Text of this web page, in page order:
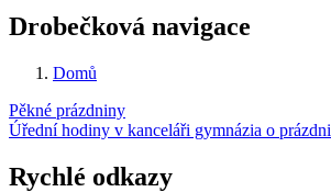
Drobečková navigace
Domů
Pěkné prázdniny
Úřední hodiny v kanceláři gymnázia o
Rychlé odkazy